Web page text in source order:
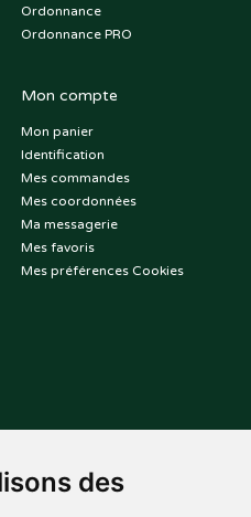
des
Ordonnance
Ordonnance PRO
Mon compte
Mon panier
Identification
Mes commandes
Mes coordonnées
Ma messagerie
Mes favoris
Mes préférences Cookies
Paiement sécurisé